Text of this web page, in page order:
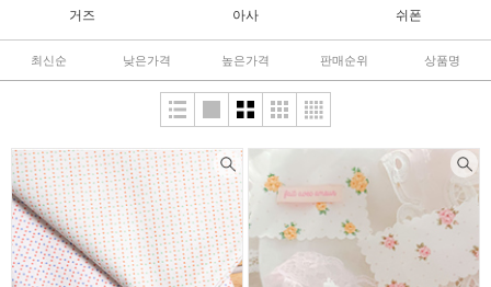
거즈 아사 쉬폰
최신순 낮은가격 높은가격 판매순위 상품명